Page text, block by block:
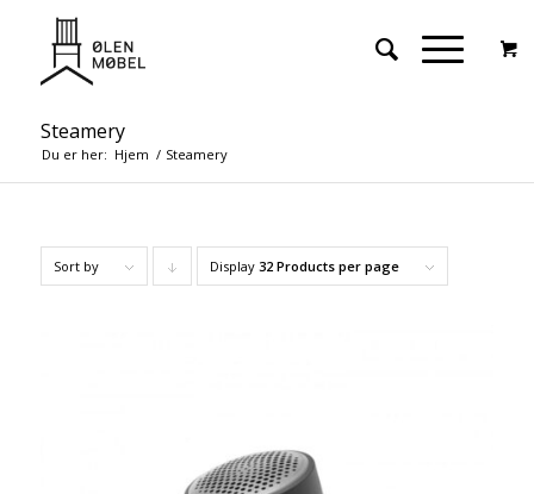
Steamery
Du er her: Hjem / Steamery
Sort by Click
Display 32 Products per page